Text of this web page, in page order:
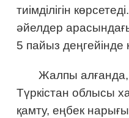
тиімділігін
әйелдер
5 пайыз деңгейінде
Жалпы алғанда,
Түркістан облысы
қамту, еңбек